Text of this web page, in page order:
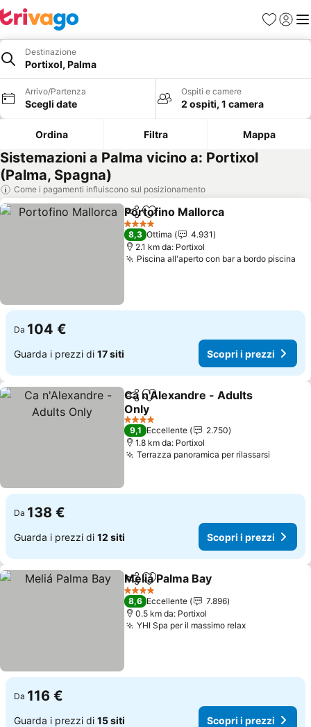
PreferitiAccedi
Destinazione
Portixol, Palma
Arrivo/Partenza
Scegli date
Ospiti e camere
2 ospiti, 1 camera
Ordina Filtra Mappa
Sistemazioni a Palma vicino a: Portixol
(Palma, Spagna)
Come i pagamenti influiscono sul posizionamento
CondividiAggiungi ai preferiti
Portofino Mallorca
4 Stelle
8,3 Ottima
4.931
2.1 km da: Portixol
Piscina all'aperto con bar a bordo piscina
Da 104 €
Guarda i prezzi di 17 siti Scopri i prezzi
CondividiAggiungi ai preferiti
Ca n'Alexandre - Adults
Only
Scopri i prezzi
4 Stelle
9,1 Eccellente
2.750
1.8 km da: Portixol
Terrazza panoramica per rilassarsi
Da 138 €
Guarda i prezzi di 12 siti Scopri i prezzi
CondividiAggiungi ai preferiti
Meliá Palma Bay
4 Stelle
8,6 Eccellente
7.896
0.5 km da: Portixol
YHI Spa per il massimo relaxScopri i
Da 116 €
Guarda i prezzi di 15 siti Scopri i prezzi